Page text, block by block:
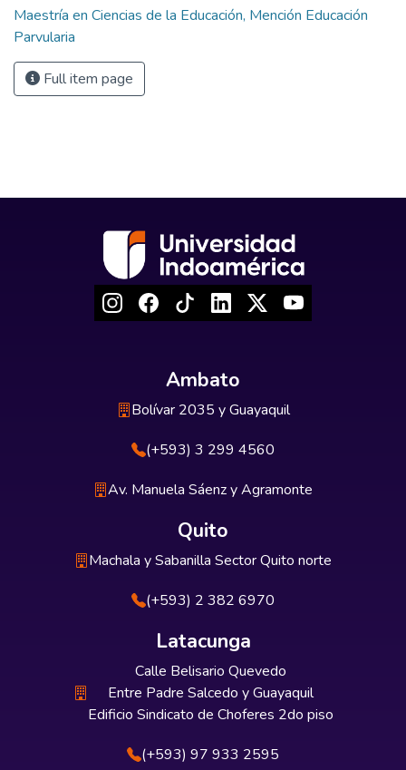
Maestría en Ciencias de la Educación, Mención Educación
Parvularia
Full item page
Ambato
Bolívar 2035 y Guayaquil
(+593) 3 299 4560
Av. Manuela Sáenz y Agramonte
Quito
Machala y Sabanilla Sector Quito norte
(+593) 2 382 6970
Latacunga
Calle Belisario Quevedo
Entre Padre Salcedo y Guayaquil
Edificio Sindicato de Choferes 2do piso
(+593) 97 933 2595